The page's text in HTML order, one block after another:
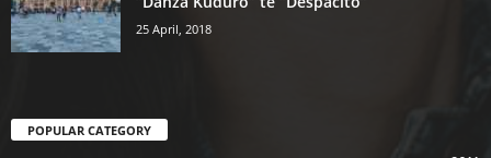
25 April, 2018
POPULAR CATEGORY